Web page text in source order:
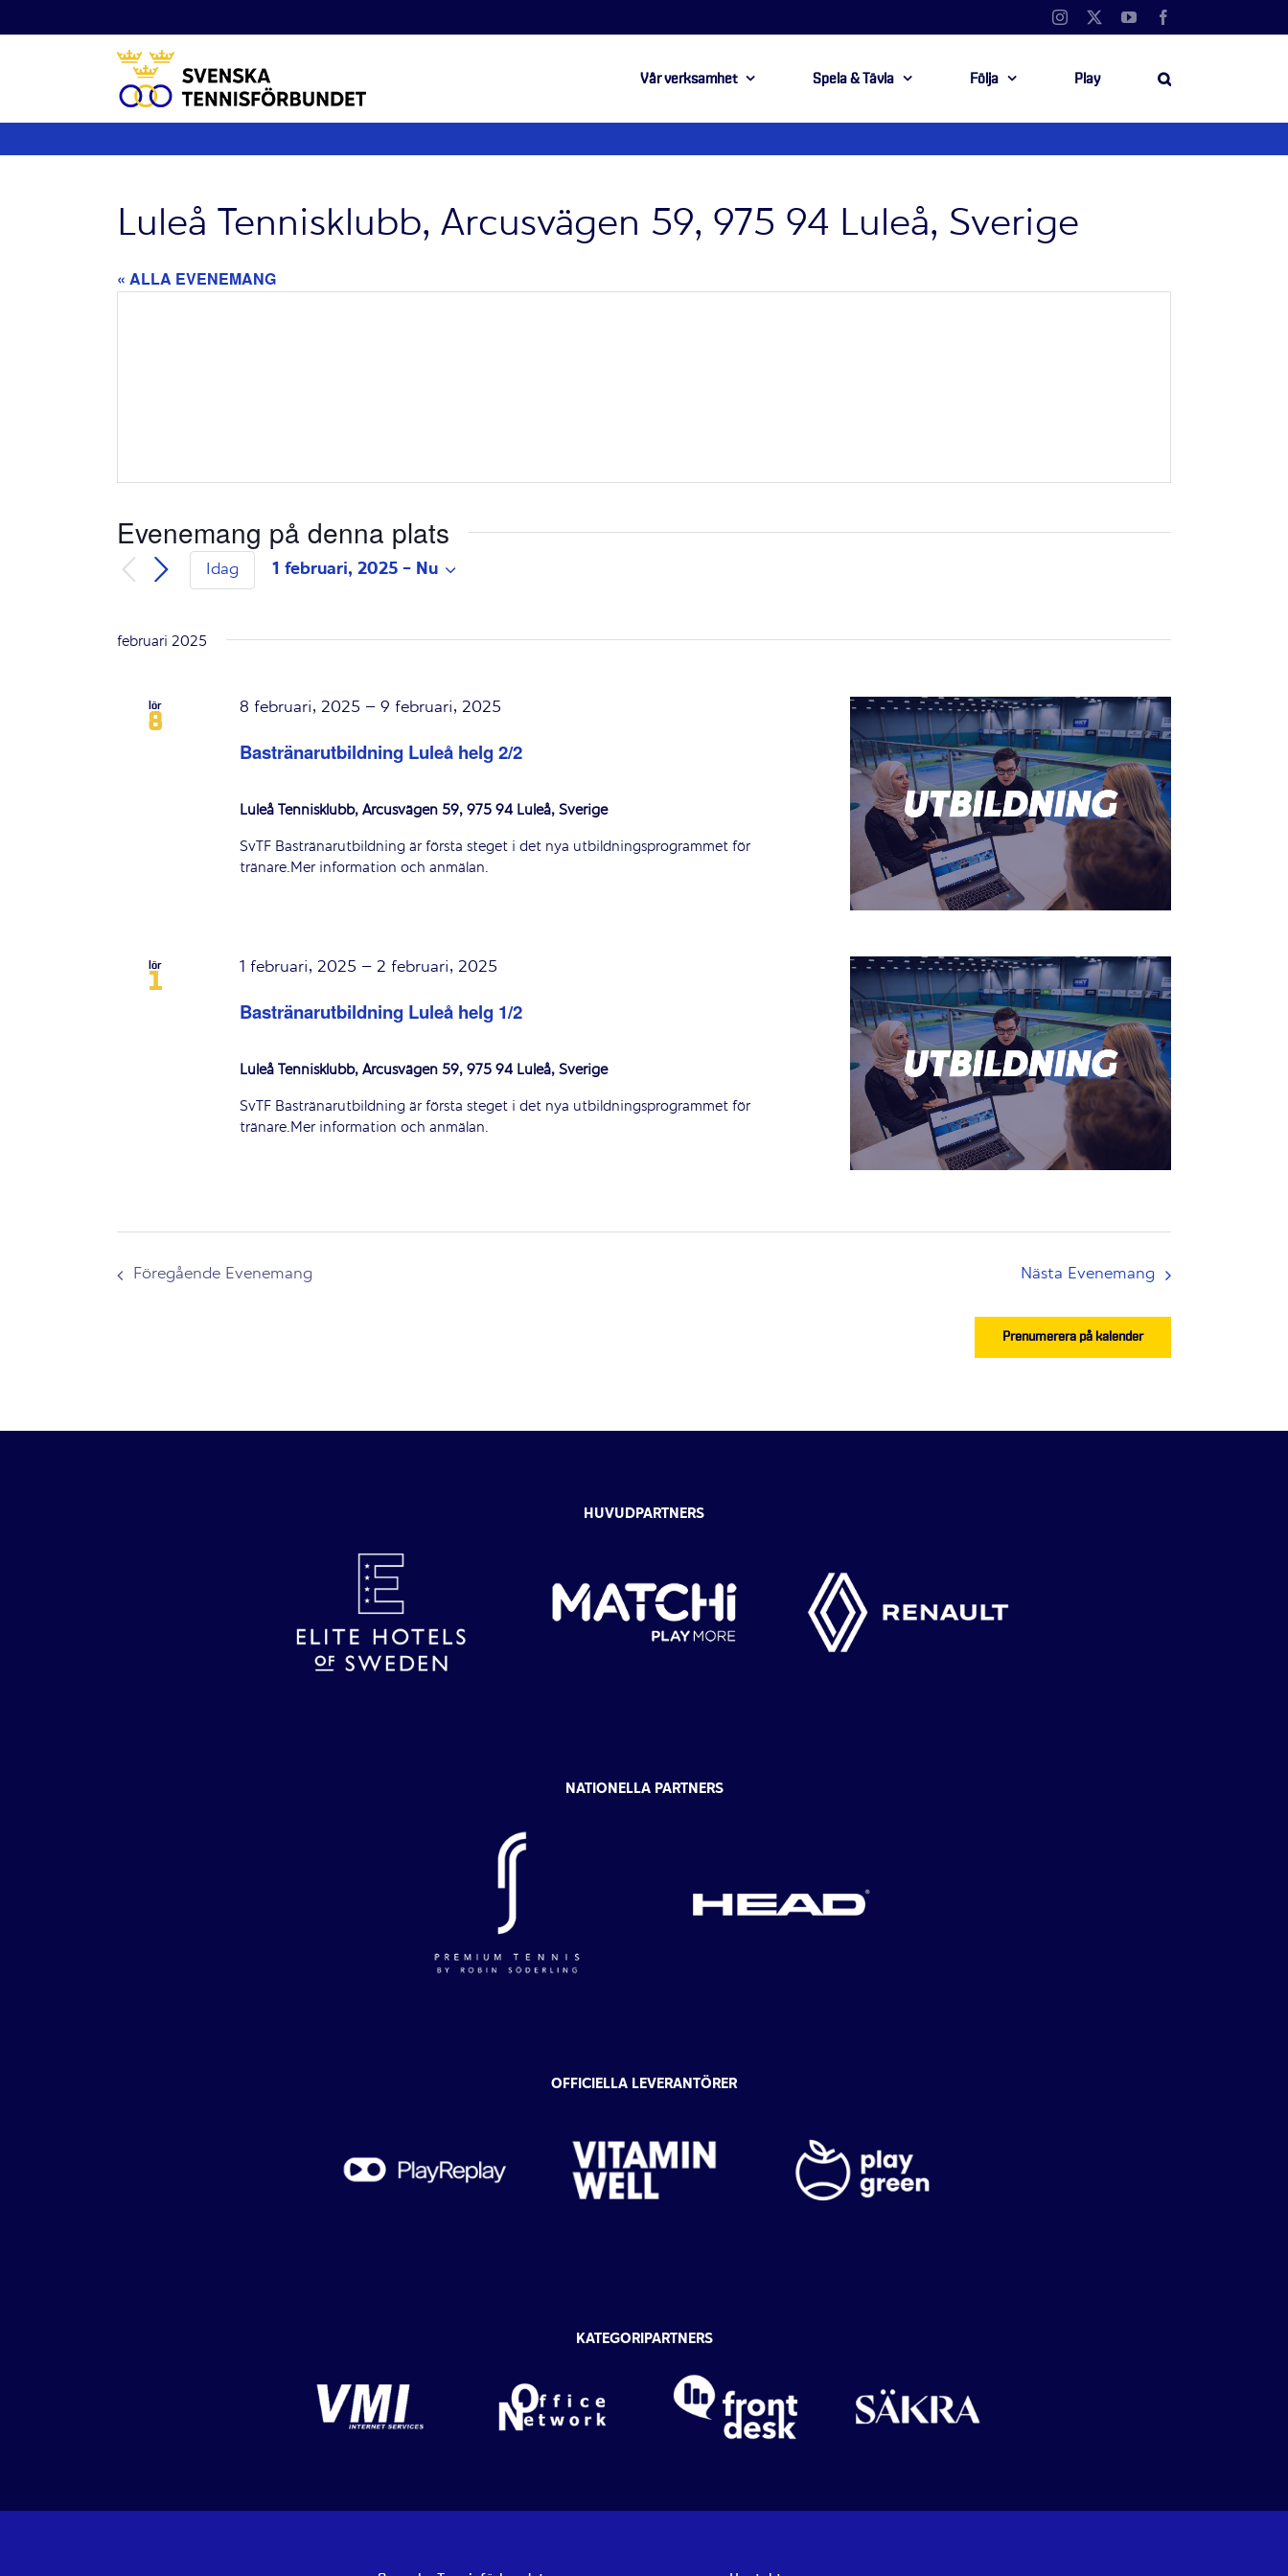
till
Instagram YouTube
Vår verksamhet Spela & Tävla Följa Play
Luleå Tennisklubb, Arcusvägen 59, 975 94 Luleå, Sverige
« ALLA EVENEMANG
Evenemang på denna plats
Idag 1 februari, 2025 - Nu
februari 2025
lör
8
Bastränarutbildning Luleå helg 2/2
8 februari, 2025 – 9 februari, 2025
Luleå Tennisklubb, Arcusvägen 59, 975 94 Luleå, Sverige
SvTF Bastränarutbildning är första steget i det nya utbildningsprogrammet för
tränare.Mer information och anmälan.
lör
1
Bastränarutbildning Luleå helg 1/2
1 februari, 2025 – 2 februari, 2025
Luleå Tennisklubb, Arcusvägen 59, 975 94 Luleå, Sverige
SvTF Bastränarutbildning är första steget i det nya utbildningsprogrammet för
tränare.Mer information och anmälan.
Föregående Evenemang Nästa Evenemang
Prenumerera på kalender
HUVUDPARTNERS
NATIONELLA PARTNERS
OFFICIELLA LEVERANTÖRER
KATEGORIPARTNERS